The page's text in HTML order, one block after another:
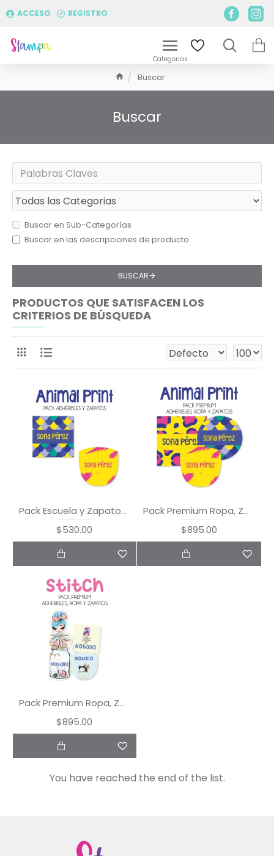
ACCESO REGISTRO
Buscar
Buscar
Buscar en Sub-Categorías
Buscar en las descripciones de producto
BUSCAR
PRODUCTOS QUE SATISFACEN LOS
CRITERIOS DE BÚSQUEDA
Pack Escuela y Zapatos Animal Print
$530.00
Pack Premium Ropa, Zapatos y Escuela Animal Print
$895.00
Pack Premium Ropa, Zapatos y Escuela Stitch
$895.00
You have reached the end of the list.